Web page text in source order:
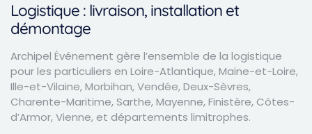
Logistique : livraison, installation et
démontage
Archipel Événement gère l’ensemble de la logistique
pour les particuliers en Loire-Atlantique, Maine-et-Loire,
Ille-et-Vilaine, Morbihan, Vendée, Deux-Sèvres,
Charente-Maritime, Sarthe, Mayenne, Finistère, Côtes-
d’Armor, Vienne, et départements limitrophes.